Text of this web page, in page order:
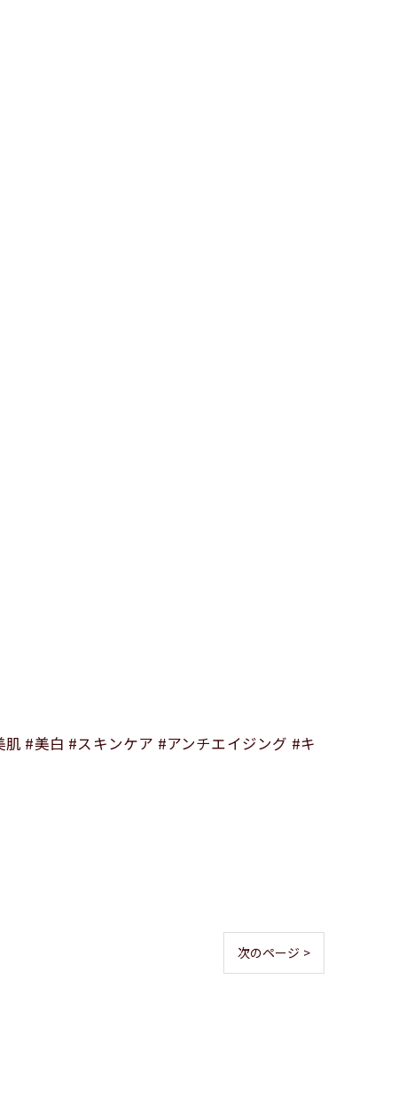
#美白 #スキンケア #アンチエイジング #キ
次のページ >